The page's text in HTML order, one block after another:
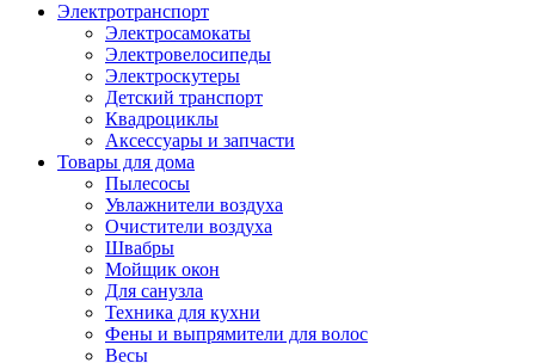
Электротранспорт
Электросамокаты
Электровелосипеды
Электроскутеры
Детский транспорт
Квадроциклы
Аксессуары и запчасти
Товары для дома
Пылесосы
Увлажнители воздуха
Очистители воздуха
Швабры
Мойщик окон
Для санузла
Техника для кухни
Фены и выпрямители для волос
Весы